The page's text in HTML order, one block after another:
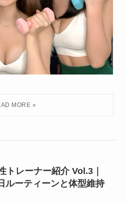
トレーナー紹介 Vol.3｜
ルーティーンと体型維持